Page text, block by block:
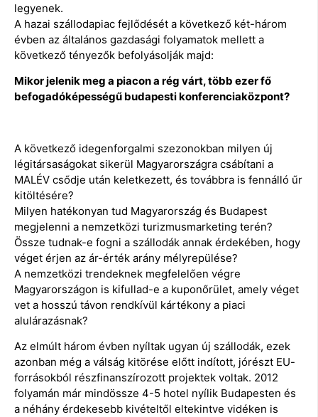
legyenek.
A hazai szállodapiac fejlődését a következő két-három
évben az általános gazdasági folyamatok mellett a
következő tényezők befolyásolják majd:
Mikor jelenik meg a piacon a rég várt, több ezer fő
befogadóképességű budapesti konferenciaközpont?
A következő idegenforgalmi szezonokban milyen új
légitársaságokat sikerül Magyarországra csábítani a
MALÉV csődje után keletkezett, és továbbra is fennálló űr
kitöltésére?
Milyen hatékonyan tud Magyarország és Budapest
megjelenni a nemzetközi turizmusmarketing terén?
Össze tudnak-e fogni a szállodák annak érdekében, hogy
véget érjen az ár-érték arány mélyrepülése?
A nemzetközi trendeknek megfelelően végre
Magyarországon is kifullad-e a kuponőrület, amely véget
vet a hosszú távon rendkívül kártékony a piaci
alulárazásnak?
Az elmúlt három évben nyíltak ugyan új szállodák, ezek
azonban még a válság kitörése előtt indított, jórészt EU-
forrásokból részfinanszírozott projektek voltak. 2012
folyamán már mindössze 4-5 hotel nyílik Budapesten és
a néhány érdekesebb kivételtől eltekintve vidéken is